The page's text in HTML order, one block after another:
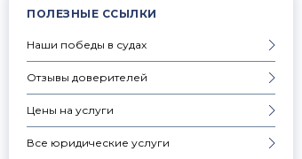
ПОЛЕЗНЫЕ ССЫЛКИ
Наши победы в судах
Отзывы доверителей
Цены на услуги
Все юридические услуги